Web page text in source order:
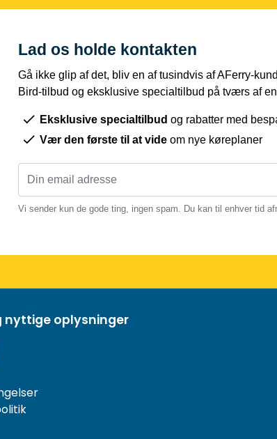
Lad os holde kontakten
Gå ikke glip af det, bliv en af tusindvis af AFerry-
Bird-tilbud og eksklusive specialtilbud på tværs af
Eksklusive specialtilbud og rabatter med
Vær den første til at vide om nye køreplaner
Vi sender kun de gode ting, ingen spam. Du kan til enhver tid
nyttige oplysninger